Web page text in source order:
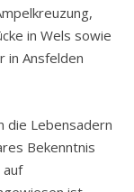
in Wels sowie
in Ansfelden
die Lebensadern
Bekenntnis
auf